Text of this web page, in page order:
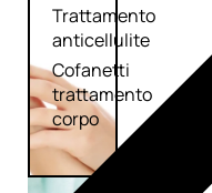
Trattamento
anticellulite
Cofanetti
trattamento
corpo